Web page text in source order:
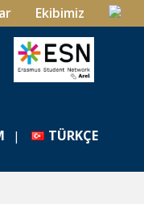
Ekibimiz
TÜRKÇE